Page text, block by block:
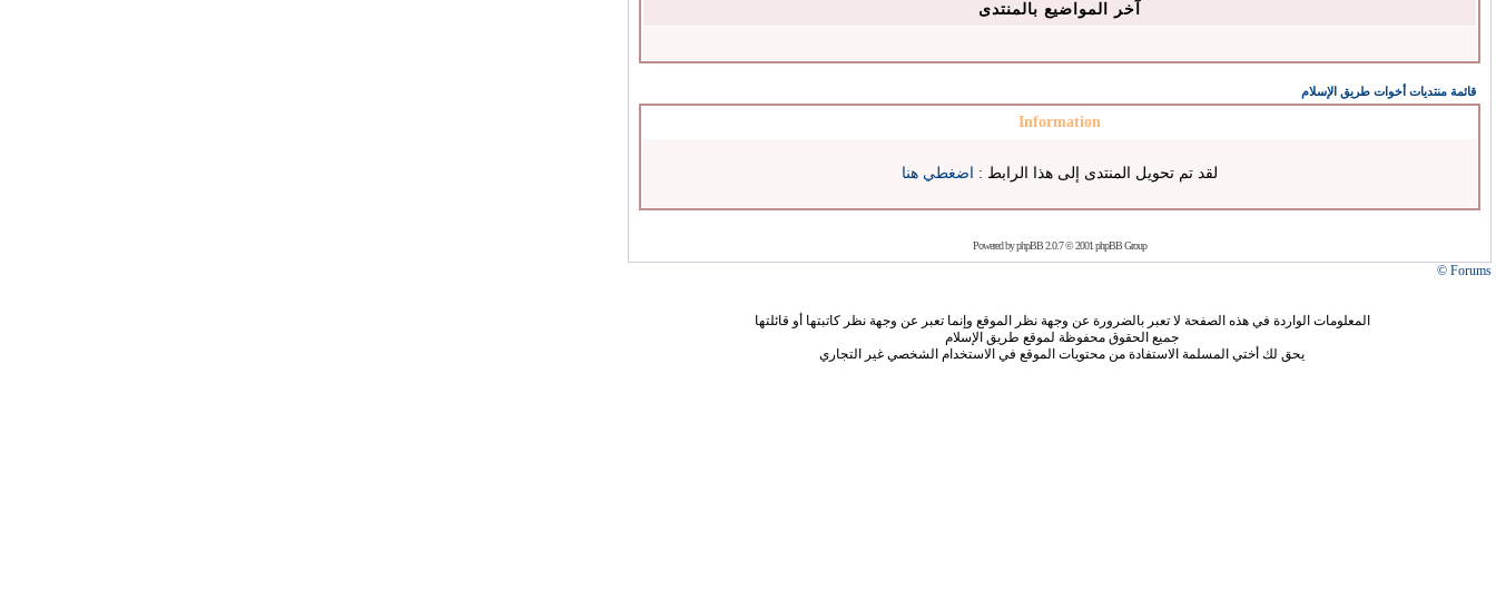
آخر المواضيع بالمنتدى
قائمة منتديات أخوات طريق الإسلام
Information
لقد تم تحويل المنتدى إلى هذا الرابط : اضغطي هنا
Powered byphpBB2.0.7 © 2001 phpBB Group
Forums ©
المعلومات الواردة في هذه الصفحة لا تعبر بالضرورة عن وجهة نظر الموقع وإنما تعبر عن وجهة نظر كاتبتها أو قائلتها
جميع الحقوق محفوظة لموقع طريق الإسلام
يحق لك أختي المسلمة الاستفادة من محتويات الموقع في الاستخدام الشخصي غير التجاري